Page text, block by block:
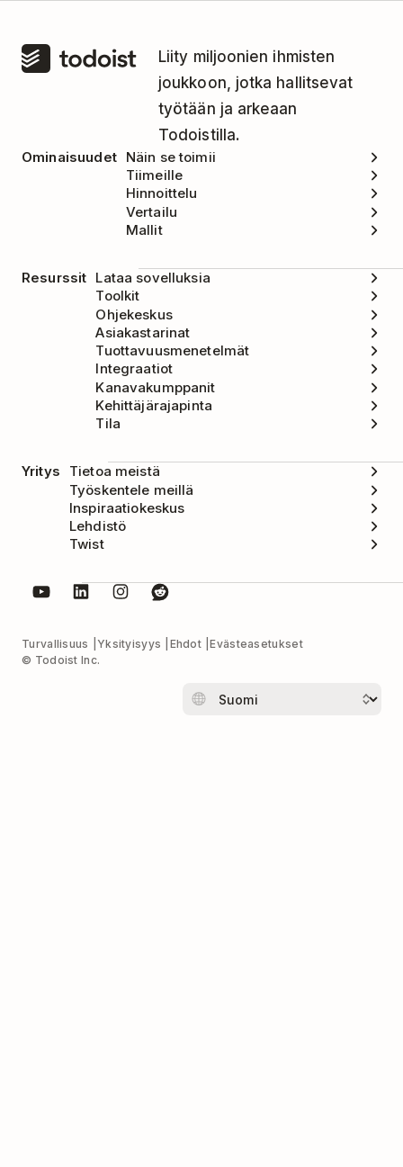
Liity miljoonien ihmisten
joukkoon, jotka hallitsevat
työtään ja arkeaan
Todoistilla.
Ominaisuudet Näin se toimii
Tiimeille
Hinnoittelu
Vertailu
Mallit
Resurssit Lataa sovelluksia
Toolkit
Ohjekeskus
Asiakastarinat
Tuottavuusmenetelmät
Integraatiot
Kanavakumppanit
Kehittäjärajapinta
Tila
Yritys
Tietoa meistä
Työskentele meillä
Inspiraatiokeskus
Lehdistö
Twist
Turvallisuus Yksityisyys Ehdot
Evästeasetukset
© Todoist Inc.